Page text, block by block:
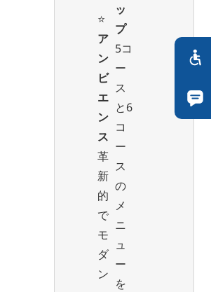
⭐️
ア
ン
ビ
エ
ン
ス
革
新
的
で
モ
ダ
ン
ッ
プ
5コ
ー
ス
と6
コ
ー
ス
の
メ
ニ
ュ
ー
を